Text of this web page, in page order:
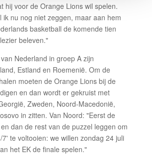
hij voor de Orange Lions wil spelen.
ik nu nog niet zeggen, maar aan hem
basketball de komende tien
beleven."
Nederland in groep A zijn
Estland en Roemenië. Om de
moeten de Orange Lions bij de
en dan wordt er gekruist met
Zweden, Noord-Macedonië,
in zitten. Van Noord: "Eerst de
dan de rest van de puzzel leggen om
te voltooien: we willen zondag 24 juli
het EK de finale spelen."